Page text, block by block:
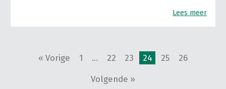
Lees meer
« Vorige 1 … 22 23 24 25 26
Volgende »